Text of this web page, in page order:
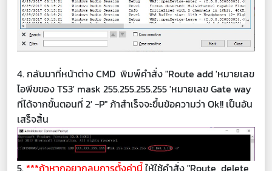
4. กลับมาที่หน้าต่าง CMD พิมพ์คำสั่ง "Route add 'หมายเลข
ไอพีขของ TS3' mask 255.255.255.255 'หมายเลข Gate way
ที่ได้จากขั้นตอนที่ 2' -P" ภ้าสำเร็จจะขึ้นข้อความว่า Ok!! เป็นอัน
เสร็จสิ้น